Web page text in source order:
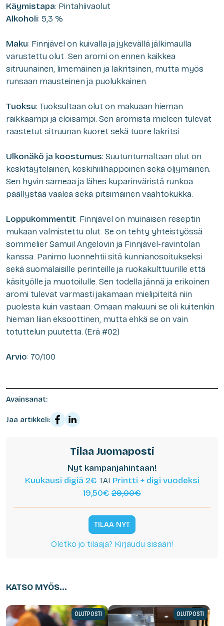
Käymistapa: Pintahiivaolut
Alkoholi: 5,3 %
Maku: Finnjävel on kuivalla ja jykevällä jälkimaulla
varustettu olut. Sen aromi on ennen kaikkea
sitruunainen, limemäinen ja lakritsinen, mutta myös
runsaan mausteinen ja puolukkainen.
Tuoksu: Tuoksultaan olut on makuaan hieman
raikkaampi ja eloisampi. Sen aromista mieleen tulevat
raastetut sitruunan kuoret sekä tuore lakritsi.
Ulkonäkö ja koostumus: Suutuntumaltaan olut on
keskitäyteläinen, keskihiilihappoinen sekä öljymäinen.
Sen hyvin sameaa ja lähes kuparinväristä runkoa
päällystää vaalea sekä pitsimäinen vaahtokukka.
Loppukommentit: Finnjävel on muinaisen reseptin
mukaan valmistettu olut. Se on tehty yhteistyössä
sommelier Samuil Angelovin ja Finnjävel-ravintolan
kanssa. Panimo luonnehtii sitä kunnianosoitukseksi
sekä suomalaisille perinteille ja ruokakulttuurille että
käsityölle ja muotoilulle. Sen todella jännä ja erikoinen
aromi tulevat varmasti jakamaan mielipiteitä niin
puolesta kuin vastaan. Omaan makuuni se oli kuitenkin
hieman liian eksoottinen, mutta ehkä se on vain
totuttelun puutetta. (Erä #02)
Arvio: 70/100
Avainsanat:
Jaa artikkeli:
Tilaa Juomaposti
Nyt kampanjahintaan!
Kuukausi digiä 2€ TAI Printti + digi vuodeksi
19,50€ 29,00€
TILAA NYT
Oletko jo tilaaja? Kirjaudu sisään!
KATSO MYÖS...
OLUTPOSTI OLUTPOSTI